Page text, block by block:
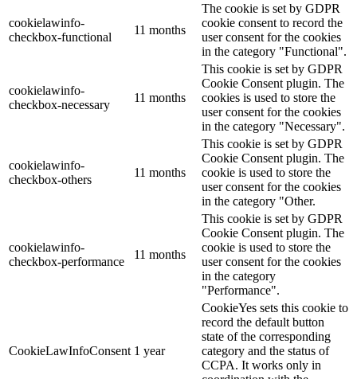
cookielawinfo-
checkbox-functional
11 months
The cookie is set by GDPR
cookie consent to record the
user consent for the cookies
in the category "Functional".
cookielawinfo-
checkbox-necessary
11 months
This cookie is set by GDPR
Cookie Consent plugin. The
cookies is used to store the
user consent for the cookies
in the category "Necessary".
cookielawinfo-
checkbox-others
11 months
This cookie is set by GDPR
Cookie Consent plugin. The
cookie is used to store the
user consent for the cookies
in the category "Other.
cookielawinfo-
checkbox-performance
11 months
This cookie is set by GDPR
Cookie Consent plugin. The
cookie is used to store the
user consent for the cookies
in the category
"Performance".
CookieLawInfoConsent 1 year
CookieYes sets this cookie to
record the default button
state of the corresponding
category and the status of
CCPA. It works only in